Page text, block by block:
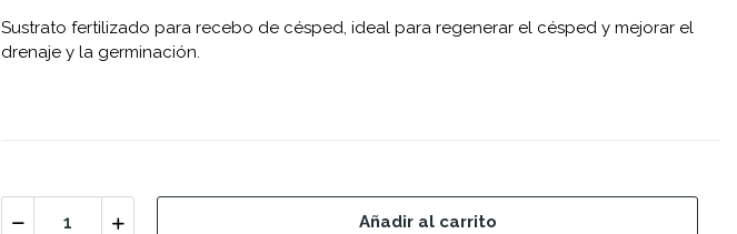
Sustrato fertilizado para recebo de césped, ideal para regenerar el césped y mejorar el
drenaje y la germinación.
Añadir al carrito